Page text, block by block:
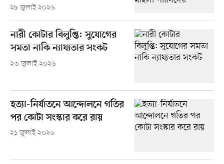
২৮ জুলাই ২০২৬
নারী কোটার বিলুপ্তি: সুযোগের
সমতা নাকি ন্যায্যতার সংকট
২৩ জুলাই ২০২৬
হত্যা-নির্যাতনে আন্দোলনে গতির
পর কোটা সংস্কার করে রায়
২১ জুলাই ২০২৬